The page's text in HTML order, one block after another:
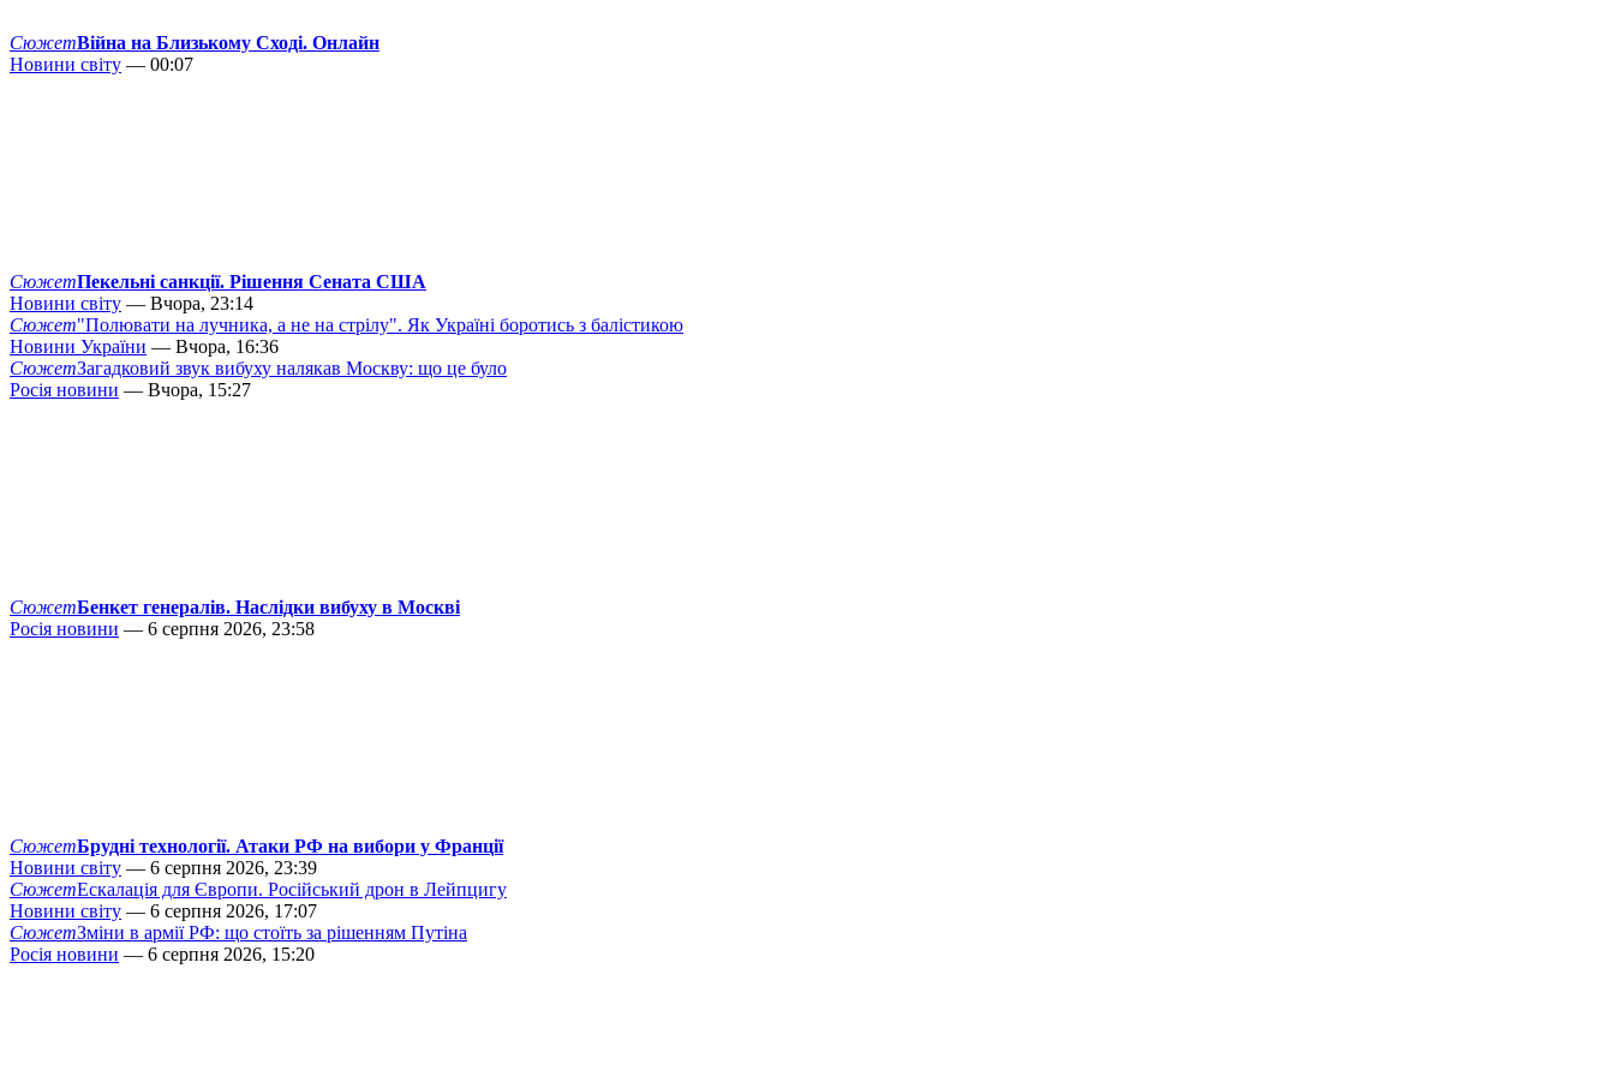
СюжетВійна на Близькому Сході. Онлайн
Новини світу — 00:07
СюжетПекельні санкції. Рішення Сената США
Новини світу — Вчора, 23:14
Сюжет"Полювати на лучника, а не на стрілу". Як Україні боротись з балістикою
Новини України — Вчора, 16:36
СюжетЗагадковий звук вибуху налякав Москву: що це було
Росія новини — Вчора, 15:27
СюжетБенкет генералів. Наслідки вибуху в Москві
Росія новини — 6 серпня 2026, 23:58
СюжетБрудні технології. Атаки РФ на вибори у Франції
Новини світу — 6 серпня 2026, 23:39
СюжетЕскалація для Європи. Російський дрон в Лейпцигу
Новини світу — 6 серпня 2026, 17:07
СюжетЗміни в армії РФ: що стоїть за рішенням Путіна
Росія новини — 6 серпня 2026, 15:20